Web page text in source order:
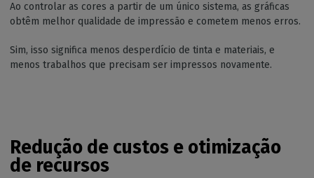
Ao controlar as cores a partir de um único sistema, as gráficas
obtêm melhor qualidade de impressão e cometem menos erros.
Sim, isso significa menos desperdício de tinta e materiais, e
menos trabalhos que precisam ser impressos novamente.
Redução de custos e otimização
de recursos